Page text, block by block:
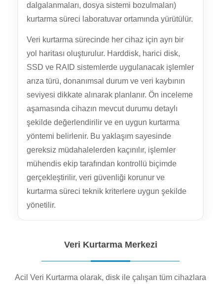
dalgalanmaları, dosya sistemi bozulmaları)
kurtarma süreci laboratuvar ortamında yürütülür.
Veri kurtarma sürecinde her cihaz için ayrı bir
yol haritası oluşturulur. Harddisk, harici disk,
SSD ve RAID sistemlerde uygulanacak işlemler
arıza türü, donanımsal durum ve veri kaybının
seviyesi dikkate alınarak planlanır. Ön inceleme
aşamasında cihazın mevcut durumu detaylı
şekilde değerlendirilir ve en uygun kurtarma
yöntemi belirlenir. Bu yaklaşım sayesinde
gereksiz müdahalelerden kaçınılır, işlemler
mühendis ekip tarafından kontrollü biçimde
gerçekleştirilir, veri güvenliği korunur ve
kurtarma süreci teknik kriterlere uygun şekilde
yönetilir.
Veri Kurtarma Merkezi
Acil Veri Kurtarma olarak, disk ile çalışan tüm cihazlara